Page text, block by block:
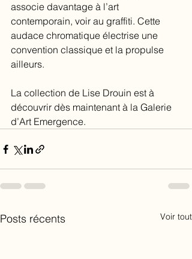
associe davantage à l’art
contemporain, voir au graffiti. Cette
audace chromatique électrise une
convention classique et la propulse
ailleurs.
La collection de Lise Drouin est à
découvrir dès maintenant à la Galerie
d’Art Emergence.
Posts récents Voir tout